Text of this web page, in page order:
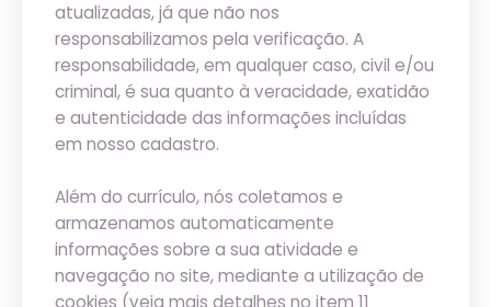
atualizadas, já que não nos
responsabilizamos pela verificação. A
responsabilidade, em qualquer caso, civil e/ou
criminal, é sua quanto à veracidade, exatidão
e autenticidade das informações incluídas
em nosso cadastro.
Além do currículo, nós coletamos e
armazenamos automaticamente
informações sobre a sua atividade e
navegação no site, mediante a utilização de
cookies (veja mais detalhes no item 11